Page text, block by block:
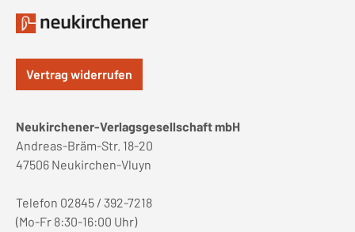
Vertrag widerrufen
Neukirchener-Verlagsgesellschaft mbH
Andreas-Bräm-Str. 18-20
47506 Neukirchen-Vluyn
Telefon 02845 / 392-7218
(Mo-Fr 8:30-16:00 Uhr)